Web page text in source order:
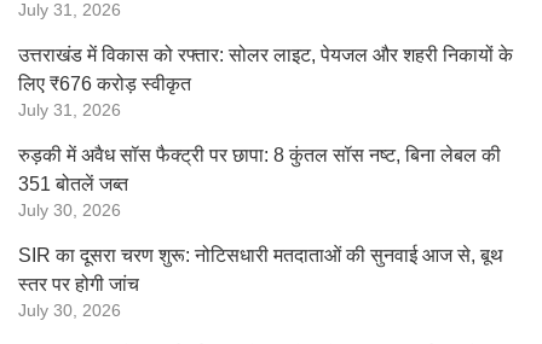
July 31, 2026
उत्तराखंड में विकास को रफ्तार: सोलर लाइट, पेयजल और शहरी निकायों के
लिए ₹676 करोड़ स्वीकृत
July 31, 2026
रुड़की में अवैध सॉस फैक्ट्री पर छापा: 8 कुंतल सॉस नष्ट, बिना लेबल की
351 बोतलें जब्त
July 30, 2026
SIR का दूसरा चरण शुरू: नोटिसधारी मतदाताओं की सुनवाई आज से, बूथ
स्तर पर होगी जांच
July 30, 2026